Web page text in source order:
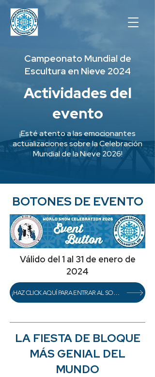
Campeonato Mundial de
Escultura en Nieve 2024
Actividades del
evento
¡Esté atento a las emocionantes
actualizaciones sobre la Celebración
Mundial de la Nieve 2026!
BOTONES DE EVENTO
Válido del 1 al 31 de enero de
2024
¡HAZ CLICK AQUÍ PARA ENTRAR AL SORTEO!
LA FIESTA DE BLOQUE
MÁS GENIAL DEL
MUNDO